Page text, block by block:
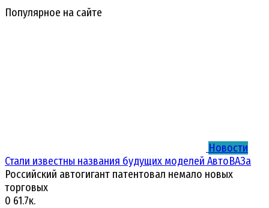
Популярное на сайте
Новости
Стали известны названия будущих моделей АвтоВАЗа
Российский автогигант патентовал немало новых
торговых
0 61.7к.